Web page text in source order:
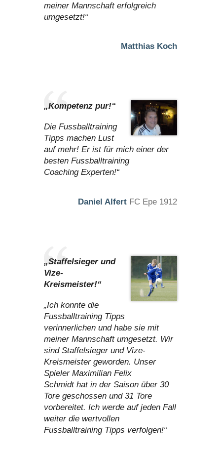
meiner Mannschaft erfolgreich
umgesetzt!“
Matthias Koch
„Kompetenz pur!“
Die Fussballtraining
Tipps machen Lust
auf mehr! Er ist für mich einer der
besten Fussballtraining
Coaching Experten!“
Daniel Alfert FC Epe 1912
„Staffelsieger und
Vize-
Kreismeister!“
„Ich konnte die
Fussballtraining Tipps
verinnerlichen und habe sie mit
meiner Mannschaft umgesetzt. Wir
sind Staffelsieger und Vize-
Kreismeister geworden. Unser
Spieler Maximilian Felix
Schmidt hat in der Saison über 30
Tore geschossen und 31 Tore
vorbereitet. Ich werde auf jeden Fall
weiter die wertvollen
Fussballtraining Tipps verfolgen!“